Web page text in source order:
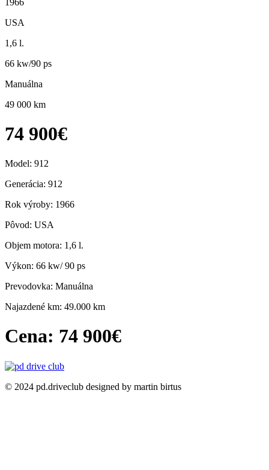
USA
1,6 l.
66 kw/90 ps
Manuálna
49 000 km
74 900€
Model: 912
Generácia: 912
Rok výroby: 1966
Pôvod: USA
Objem motora: 1,6 l.
Výkon: 66 kw/ 90 ps
Prevodovka: Manuálna
Najazdené km: 49.000 km
Cena: 74 900€
© 2024 pd.driveclub designed by martin birtus